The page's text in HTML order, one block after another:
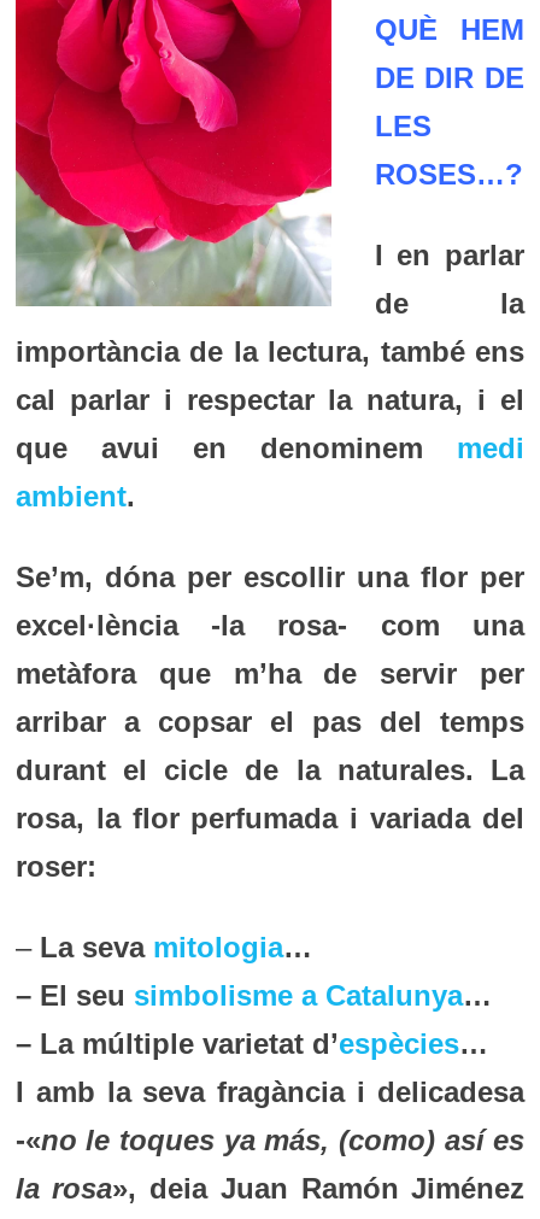
QUÈ HEM
DE DIR DE
LES
ROSES…?
I en parlar
de la
importància de la lectura, també ens
cal parlar i respectar la natura, i el
que avui en denominem medi
ambient.
Se’m, dóna per escollir una flor per
excel·lència -la rosa- com una
metàfora que m’ha de servir per
arribar a copsar el pas del temps
durant el cicle de la naturales. La
rosa, la flor perfumada i variada del
roser:
–La seva mitologia…
– El seu simbolisme a Catalunya…
– La múltiple varietat d’espècies…
I amb la seva fragància i delicadesa
-«no le toques ya más, (como) así es
la rosa», deia Juan Ramón Jiménez